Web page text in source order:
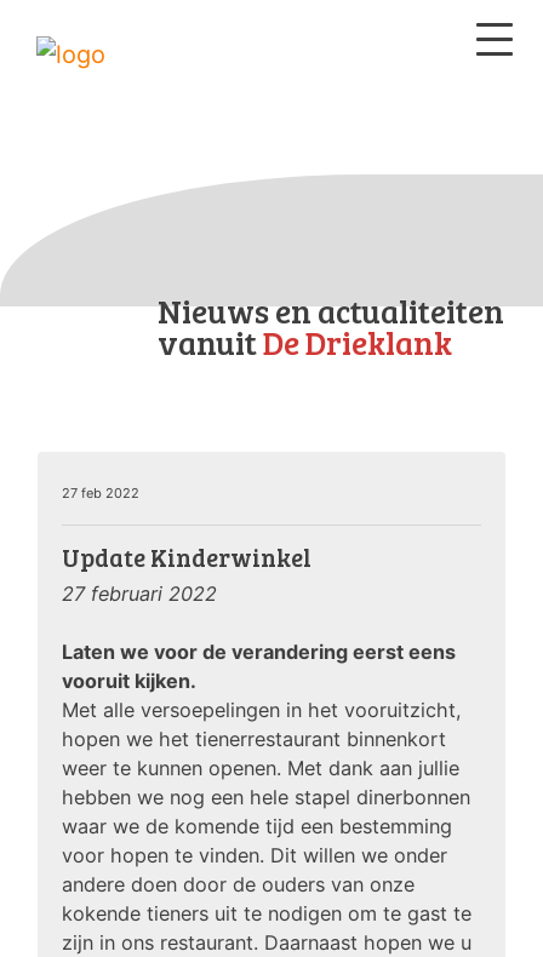
Nieuws en actualiteiten
vanuitDe Drieklank
27 feb 2022
Update Kinderwinkel
27 februari 2022
Laten we voor de verandering eerst eens
vooruit kijken.
Met alle versoepelingen in het vooruitzicht,
hopen we het tienerrestaurant binnenkort
weer te kunnen openen. Met dank aan jullie
hebben we nog een hele stapel dinerbonnen
waar we de komende tijd een bestemming
voor hopen te vinden. Dit willen we onder
andere doen door de ouders van onze
kokende tieners uit te nodigen om te gast te
zijn in ons restaurant. Daarnaast hopen we u